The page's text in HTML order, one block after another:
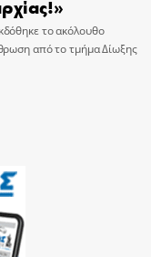
το ακόλουθο
από το τμήμα Δίωξης